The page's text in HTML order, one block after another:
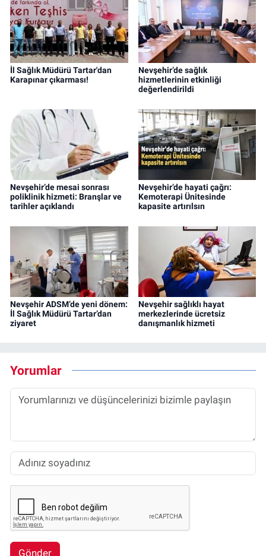
İl Sağlık Müdürü Tartar'dan
Karapınar çıkarması!
Nevşehir’de sağlık
hizmetlerinin etkinliği
değerlendirildi
Nevşehir’de mesai sonrası
poliklinik hizmeti: Branşlar ve
tarihler açıklandı
Nevşehir’de hayati çağrı:
Kemoterapi Ünitesinde
kapasite artırılsın
Nevşehir ADSM’de yeni dönem:
İl Sağlık Müdürü Tartar’dan
ziyaret
Nevşehir sağlıklı hayat
merkezlerinde ücretsiz
danışmanlık hizmeti
Yorumlar
Gönder